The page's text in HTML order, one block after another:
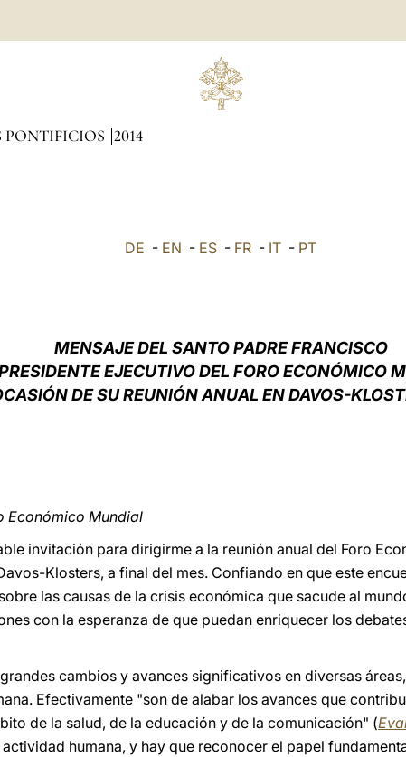
PONTIFICIOS 2014
DE - EN - ES - FR - IT - PT
MENSAJE DEL SANTO PADRE FRANCISCO
EJECUTIVO DEL FORO ECONÓMICO
DE SU REUNIÓN ANUAL EN DAVOS-
Económico Mundial
invitación para dirigirme a la reunión anual del Foro
Klosters, a final del mes. Confiando en que este
las causas de la crisis económica que sacude al
con la esperanza de que puedan enriquecer los
cambios y avances significativos en diversas
Efectivamente "son de alabar los avances que
de la salud, de la educación y de la comunicación" (
humana, y hay que reconocer el papel